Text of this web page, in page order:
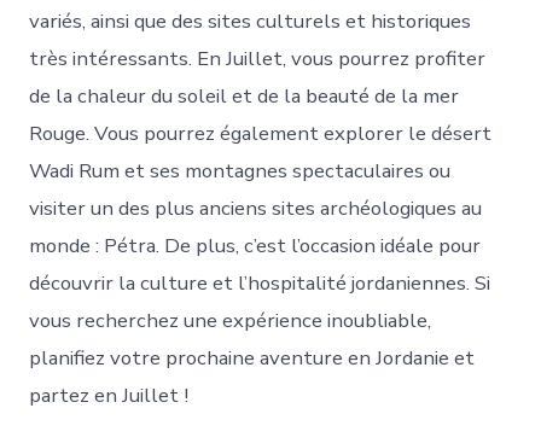
variés, ainsi que des sites culturels et historiques
très intéressants. En Juillet, vous pourrez profiter
de la chaleur du soleil et de la beauté de la mer
Rouge. Vous pourrez également explorer le désert
Wadi Rum et ses montagnes spectaculaires ou
visiter un des plus anciens sites archéologiques au
monde : Pétra. De plus, c’est l’occasion idéale pour
découvrir la culture et l’hospitalité jordaniennes. Si
vous recherchez une expérience inoubliable,
planifiez votre prochaine aventure en Jordanie et
partez en Juillet !